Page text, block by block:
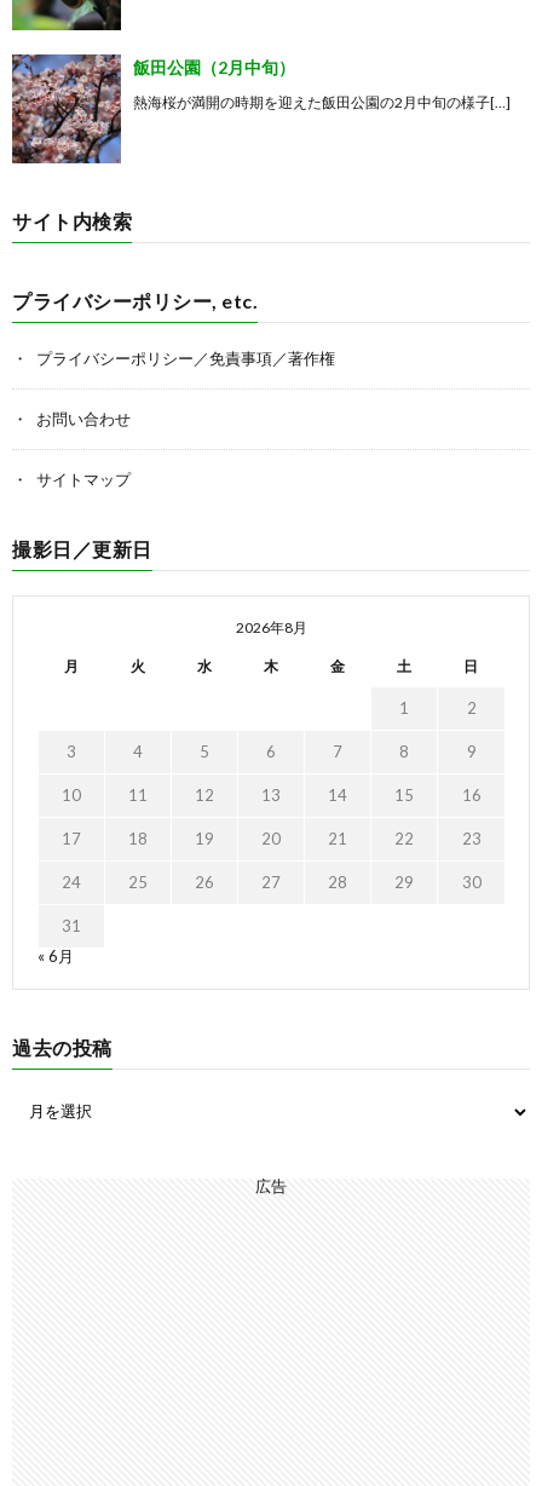
飯田公園（2月中旬）
熱海桜が満開の時期を迎えた飯田公園の2月中旬の様子[…]
サイト内検索
プライバシーポリシー, etc.
プライバシーポリシー／免責事項／著作権
お問い合わせ
サイトマップ
撮影日／更新日
2026年8月
月 火 水 木 金 土 日
1 2
3 4 5 6 7 8 9
10 11 12 13 14 15 16
17 18 19 20 21 22 23
24 25 26 27 28 29 30
31
« 6月
過去の投稿
広告